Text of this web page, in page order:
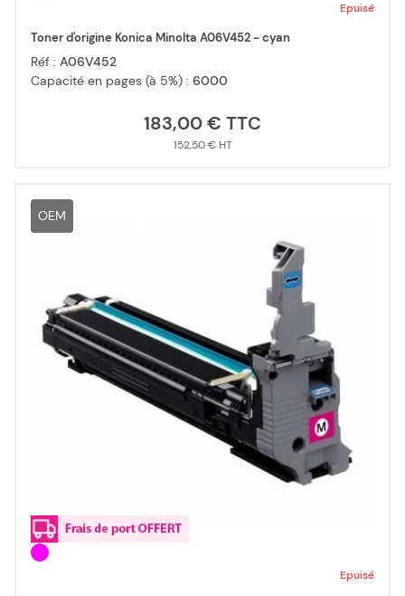
Epuisé
Toner d'origine Konica Minolta A06V452 - cyan
Réf : A06V452
Capacité en pages (à 5%) : 6000
183,00 €
152,50 €
OEM
Epuisé